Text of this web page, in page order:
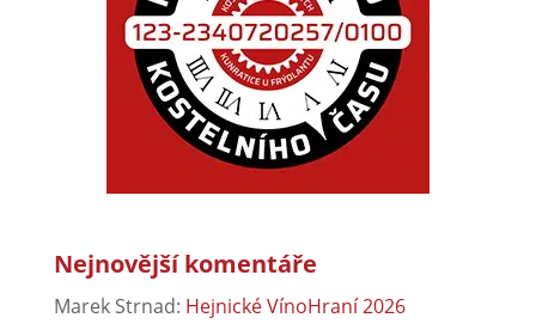
Nejnovější komentáře
Marek Strnad: Hejnické VínoHraní 2026